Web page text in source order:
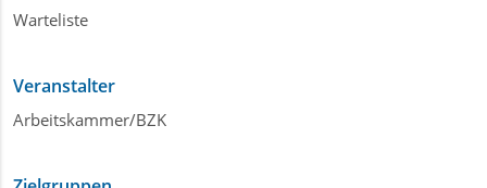
Warteliste
Veranstalter
Arbeitskammer/BZK